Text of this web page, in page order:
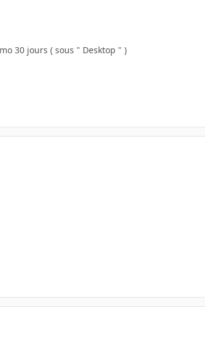
30 jours ( sous " Desktop " )